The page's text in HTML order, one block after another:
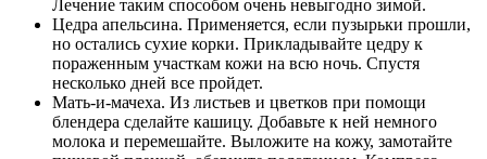
Лечение таким способом очень невыгодно зимой.
Цедра апельсина. Применяется, если пузырьки прошли,
но остались сухие корки. Прикладывайте цедру к
пораженным участкам кожи на всю ночь. Спустя
несколько дней все пройдет.
Мать-и-мачеха. Из листьев и цветков при помощи
блендера сделайте кашицу. Добавьте к ней немного
молока и перемешайте. Выложите на кожу, замотайте